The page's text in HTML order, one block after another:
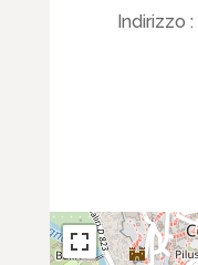
Indirizzo :